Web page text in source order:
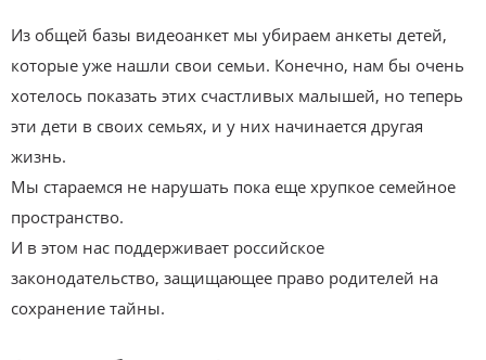
Из общей базы видеоанкет мы убираем анкеты детей,
которые уже нашли свои семьи. Конечно, нам бы очень
хотелось показать этих счастливых малышей, но теперь
эти дети в своих семьях, и у них начинается другая
жизнь.
Мы стараемся не нарушать пока еще хрупкое семейное
пространство.
И в этом нас поддерживает российское
законодательство, защищающее право родителей на
сохранение тайны.